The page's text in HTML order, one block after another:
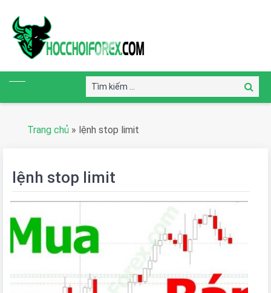
Tìm
kiếm:
Tìm
kiếm
Trang chủ » lệnh stop limit
lệnh stop limit